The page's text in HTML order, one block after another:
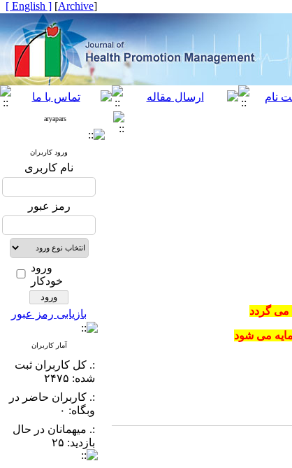
[
Archive
]
[ English ]
می گردد
می شود
aryapars
ورود کاربران
نام کاربری
رمز عبور
ورود
خودکار
بازیابی رمز عبور
آمار کاربران
:. کل کاربران ثبت
شده: ۲۴۷۵
:. کاربران حاضر در
وبگاه: ۰
:. میهمانان در حال
بازدید: ۲۵